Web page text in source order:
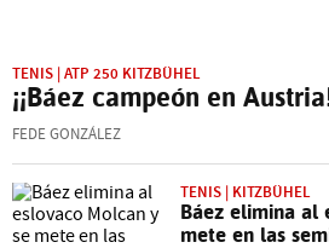
TENIS | ATP 250 KITZBÜHEL
¡¡Báez campeón en
FEDE GONZÁLEZ
TENIS | KITZBÜHEL
Báez elimina al
mete en las